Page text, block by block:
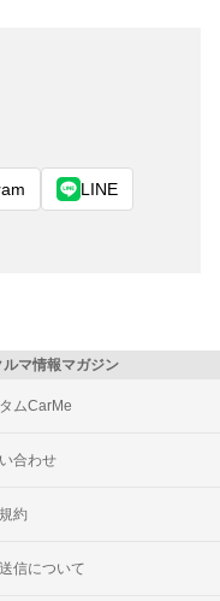
LINE
マ情報マガジン
ムCarMe
合わせ
約
信について